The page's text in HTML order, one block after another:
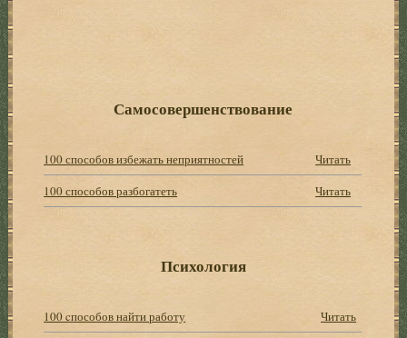
Самосовершенствование
100 способов избежать неприятностей
Читать
100 способов разбогатеть
Читать
Психология
100 cпособов найти работу Читать